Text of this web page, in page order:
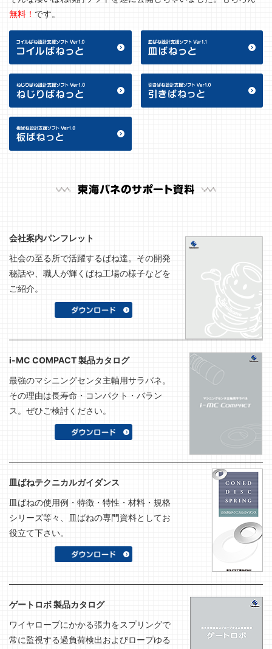
無料！ です。
会社案内パンフレット
社会の至る所で活躍するばね達。その開発
秘話や、職人が輝くばね工場の様子などを
ご紹介。
i-MC COMPACT 製品カタログ
最強のマシニングセンタ主軸用サラバネ。
その理由は長寿命・コンパクト・バラン
ス。ぜひご検討ください。
皿ばねテクニカルガイダンス
皿ばねの使用例・特徴・特性・材料・規格
シリーズ等々、皿ばねの専門資料としてお
役立て下さい。
ゲートロボ 製品カタログ
ワイヤロープにかかる張力をスプリングで
常に監視する過負荷検出およびロープゆる